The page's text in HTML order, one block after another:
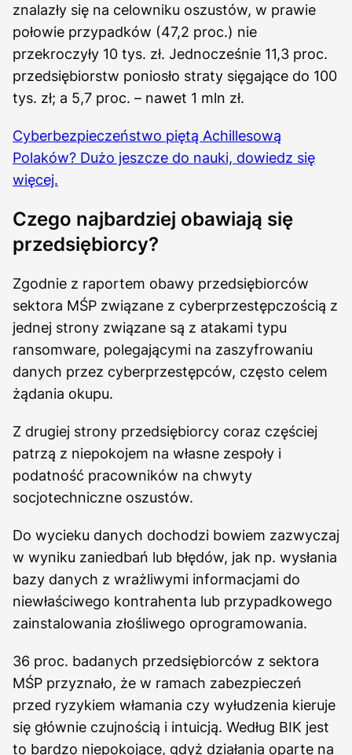
znalazły się na celowniku oszustów, w prawie
połowie przypadków (47,2 proc.) nie
przekroczyły 10 tys. zł. Jednocześnie 11,3 proc.
przedsiębiorstw poniosło straty sięgające do 100
tys. zł; a 5,7 proc. – nawet 1 mln zł.
Cyberbezpieczeństwo piętą Achillesową
Polaków? Dużo jeszcze do nauki, dowiedz się
więcej.
Czego najbardziej obawiają się
przedsiębiorcy?
Zgodnie z raportem obawy przedsiębiorców
sektora MŚP związane z cyberprzestępczością z
jednej strony związane są z atakami typu
ransomware, polegającymi na zaszyfrowaniu
danych przez cyberprzestępców, często celem
żądania okupu.
Z drugiej strony przedsiębiorcy coraz częściej
patrzą z niepokojem na własne zespoły i
podatność pracowników na chwyty
socjotechniczne oszustów.
Do wycieku danych dochodzi bowiem zazwyczaj
w wyniku zaniedbań lub błędów, jak np. wysłania
bazy danych z wrażliwymi informacjami do
niewłaściwego kontrahenta lub przypadkowego
zainstalowania złośliwego oprogramowania.
36 proc. badanych przedsiębiorców z sektora
MŚP przyznało, że w ramach zabezpieczeń
przed ryzykiem włamania czy wyłudzenia kieruje
się głównie czujnością i intuicją. Według BIK jest
to bardzo niepokojące, gdyż działania oparte na